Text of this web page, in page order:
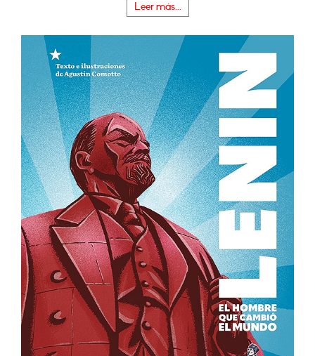
Leer más...